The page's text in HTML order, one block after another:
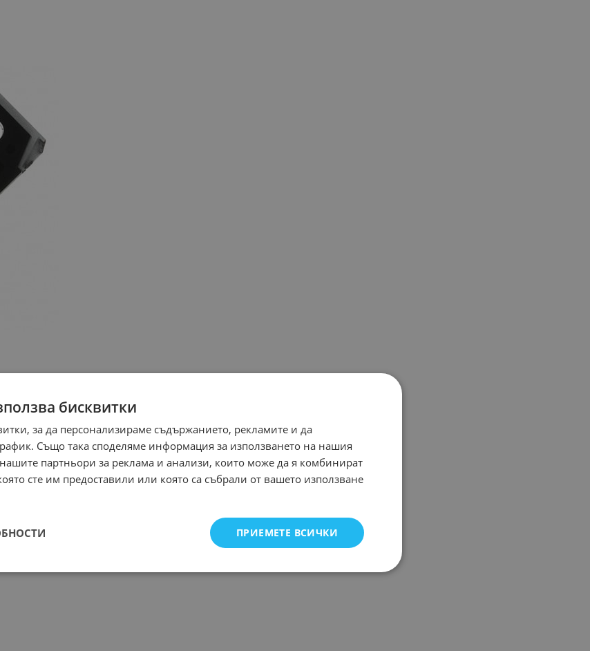
бисквитки
за да персонализираме съдържанието, рекламите и да
Също така споделяме информация за използването на нашия
нашите партньори за реклама и анализи, които може да я комбинират
сте им предоставили или която са събрали от вашето използване
ПРИЕМЕТЕ ВСИЧКИ